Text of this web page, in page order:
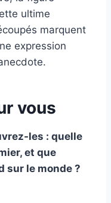
ultime
marquent
expression
vous
les : quelle
et que
sur le monde ?